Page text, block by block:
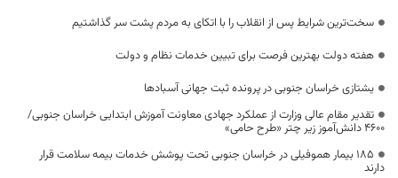
سخت‌ترین شرایط پس از انقلاب را با اتکای به مردم پشت سر گذاشتیم
هفته دولت بهترین فرصت برای تبیین خدمات نظام و دولت
یشتازی خراسان جنوبی در پرونده ثبت جهانی آسبادها
تقدیر مقام عالی وزارت از عملکرد جهادی معاونت آموزش ابتدایی خراسان جنوبی/
۴۶۰۰ دانش‌آموز زیر چتر «طرح حامی»
۱۸۵ بیمار هموفیلی در خراسان جنوبی تحت پوشش خدمات بیمه سلامت قرار
دارند